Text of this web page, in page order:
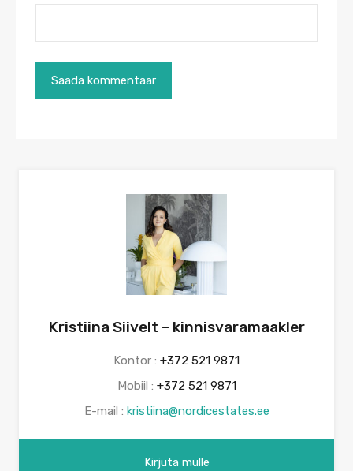
Kristiina Siivelt – kinnisvaramaakler
Kontor : +372 521 9871
Mobiil : +372 521 9871
E-mail : kristiina@nordicestates.ee
Kirjuta mulle